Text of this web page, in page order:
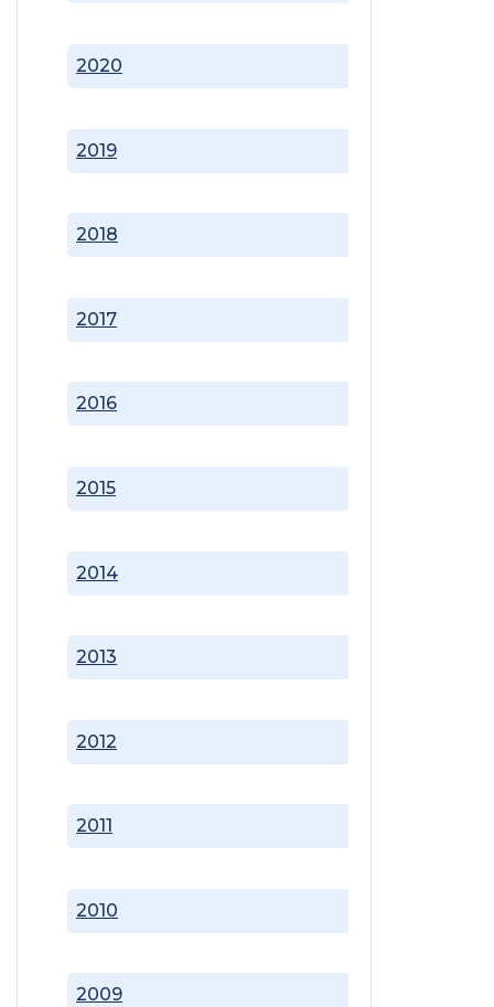
2009
2010
2011
2012
2013
2014
2015
2016
2017
2018
2019
2020